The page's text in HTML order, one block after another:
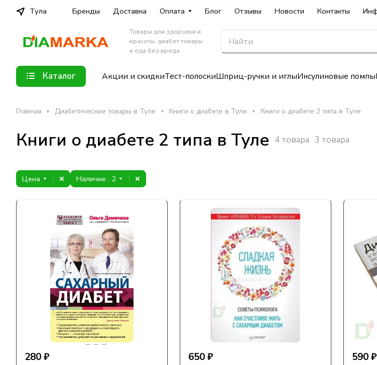
Тула Бренды Доставка Оплата Блог Отзывы Новости Контакты
Товары для здоровья и
красоты, диабет товары
и еда без вреда
Каталог Акции и скидкиТест-полоскиШприц-ручки и иглыИнсулиновые помпы
Главная Диабетические товары в Туле Книги о диабете в Туле Книги о диабете 2 типа в Туле
Книги о диабете 2 типа в Туле 4 товара 3 товара
Цена Наличие : 2
280 ₽ 650 ₽ 590 ₽